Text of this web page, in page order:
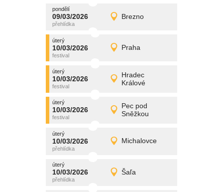
pondělí
09/03/2026 Brezno
pondělí
09/03/2026 Detail
promítání
úterý
10/03/2026 Praha
úterý
10/03/2026 Detail
promítání
úterý
10/03/2026
Hradec
Králové
úterý
10/03/2026 Detail
promítání
úterý
10/03/2026
Pec pod
Sněžkou
úterý
10/03/2026 Detail
promítání
úterý
10/03/2026 Michalovce
úterý
10/03/2026 Detail
promítání
úterý
10/03/2026 Šaľa
úterý
10/03/2026 Detail
promítání